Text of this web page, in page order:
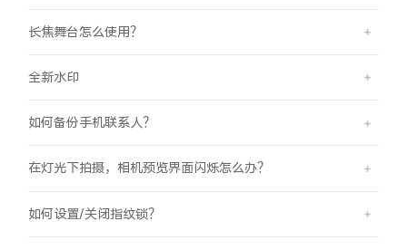
长焦舞台怎么使用？
全新水印
如何备份手机联系人？
在灯光下拍摄，相机预览界面闪烁怎么办？
如何设置/关闭指纹锁？